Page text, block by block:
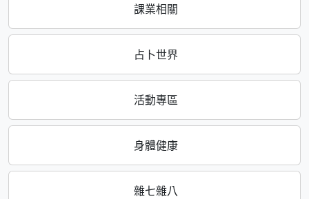
課業相關
占卜世界
活動專區
身體健康
雜七雜八